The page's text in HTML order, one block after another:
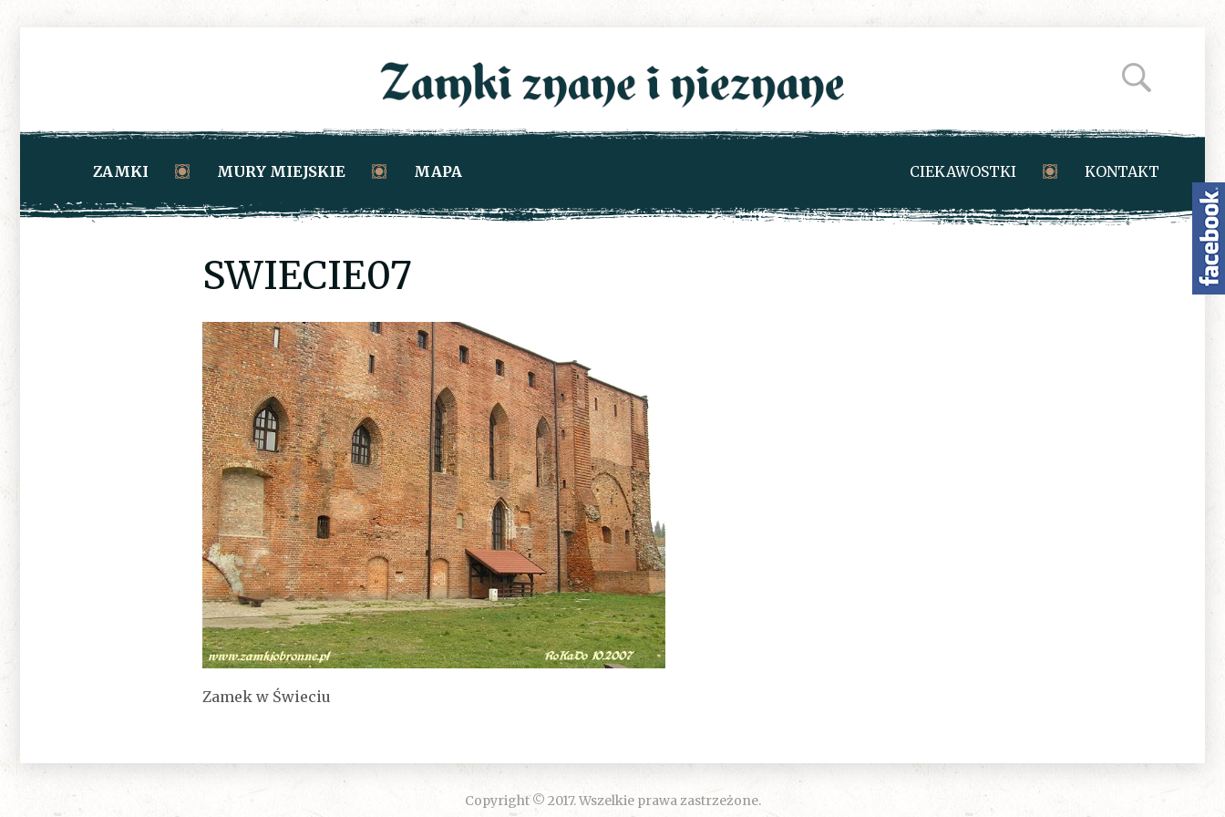
ZAMKI MURY MIEJSKIE MAPA CIEKAWOSTKI KONTAKT
SWIECIE07
Zamek w Świeciu
Copyright © 2017. Wszelkie prawa zastrzeżone.